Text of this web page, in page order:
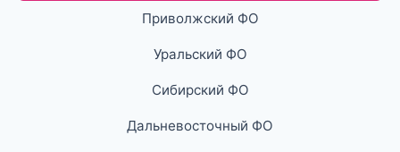
Приволжский ФО
Уральский ФО
Сибирский ФО
Дальневосточный ФО